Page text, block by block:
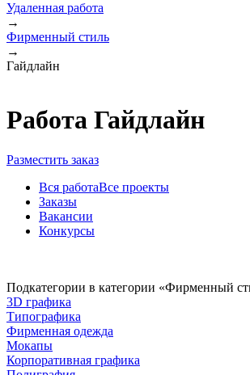
Удаленная работа
→
Фирменный стиль
→
Гайдлайн
Работа Гайдлайн
Разместить заказ
Вся работаВсе проекты
Заказы
Вакансии
Конкурсы
Подкатегории в категории «Фирменный
3D графика
Типографика
Фирменная одежда
Мокапы
Корпоративная графика